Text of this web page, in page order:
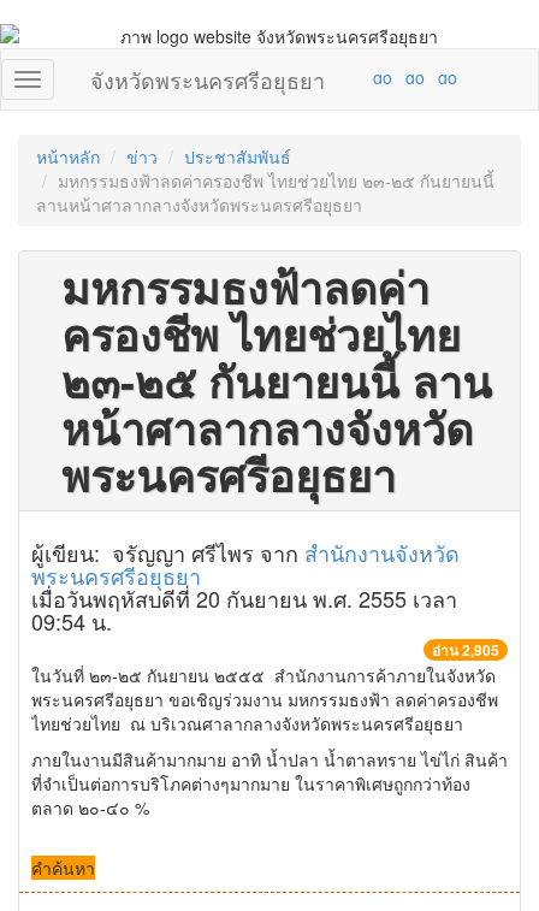
จังหวัดพระนครศรีอยุธยา
หน้าหลัก ข่าว
ประชาสัมพันธ์
มหกรรมธงฟ้าลดค่าครองชีพ ไทยช่วยไทย ๒๓-๒๕ กันยายนนี้
ลานหน้าศาลากลางจังหวัดพระนครศรีอยุธยา
มหกรรมธงฟ้าลดค่า
ครองชีพ ไทยช่วยไทย
๒๓-๒๕ กันยายนนี้ ลาน
หน้าศาลากลางจังหวัด
พระนครศรีอยุธยา
ผู้เขียน: จรัญญา ศรีไพร จาก สำนักงานจังหวัด
พระนครศรีอยุธยา
เมื่อวันพฤหัสบดีที่ 20 กันยายน พ.ศ. 2555 เวลา
09:54 น.
อ่าน 2,905
ในวันที่ ๒๓-๒๕ กันยายน ๒๕๕๕ สำนักงานการค้าภายในจังหวัด
พระนครศรีอยุธยา ขอเชิญร่วมงาน มหกรรมธงฟ้า ลดค่าครองชีพ
ไทยช่วยไทย ณ บริเวณศาลากลางจังหวัดพระนครศรีอยุธยา
ภายในงานมีสินค้ามากมาย อาทิ น้ำปลา น้ำตาลทราย ไข่ไก่ สินค้า
ที่จำเป็นต่อการบริโภคต่างๆมากมาย ในราคาพิเศษถูกกว่าท้อง
ตลาด ๒๐-๔๐ %
คำค้นหา